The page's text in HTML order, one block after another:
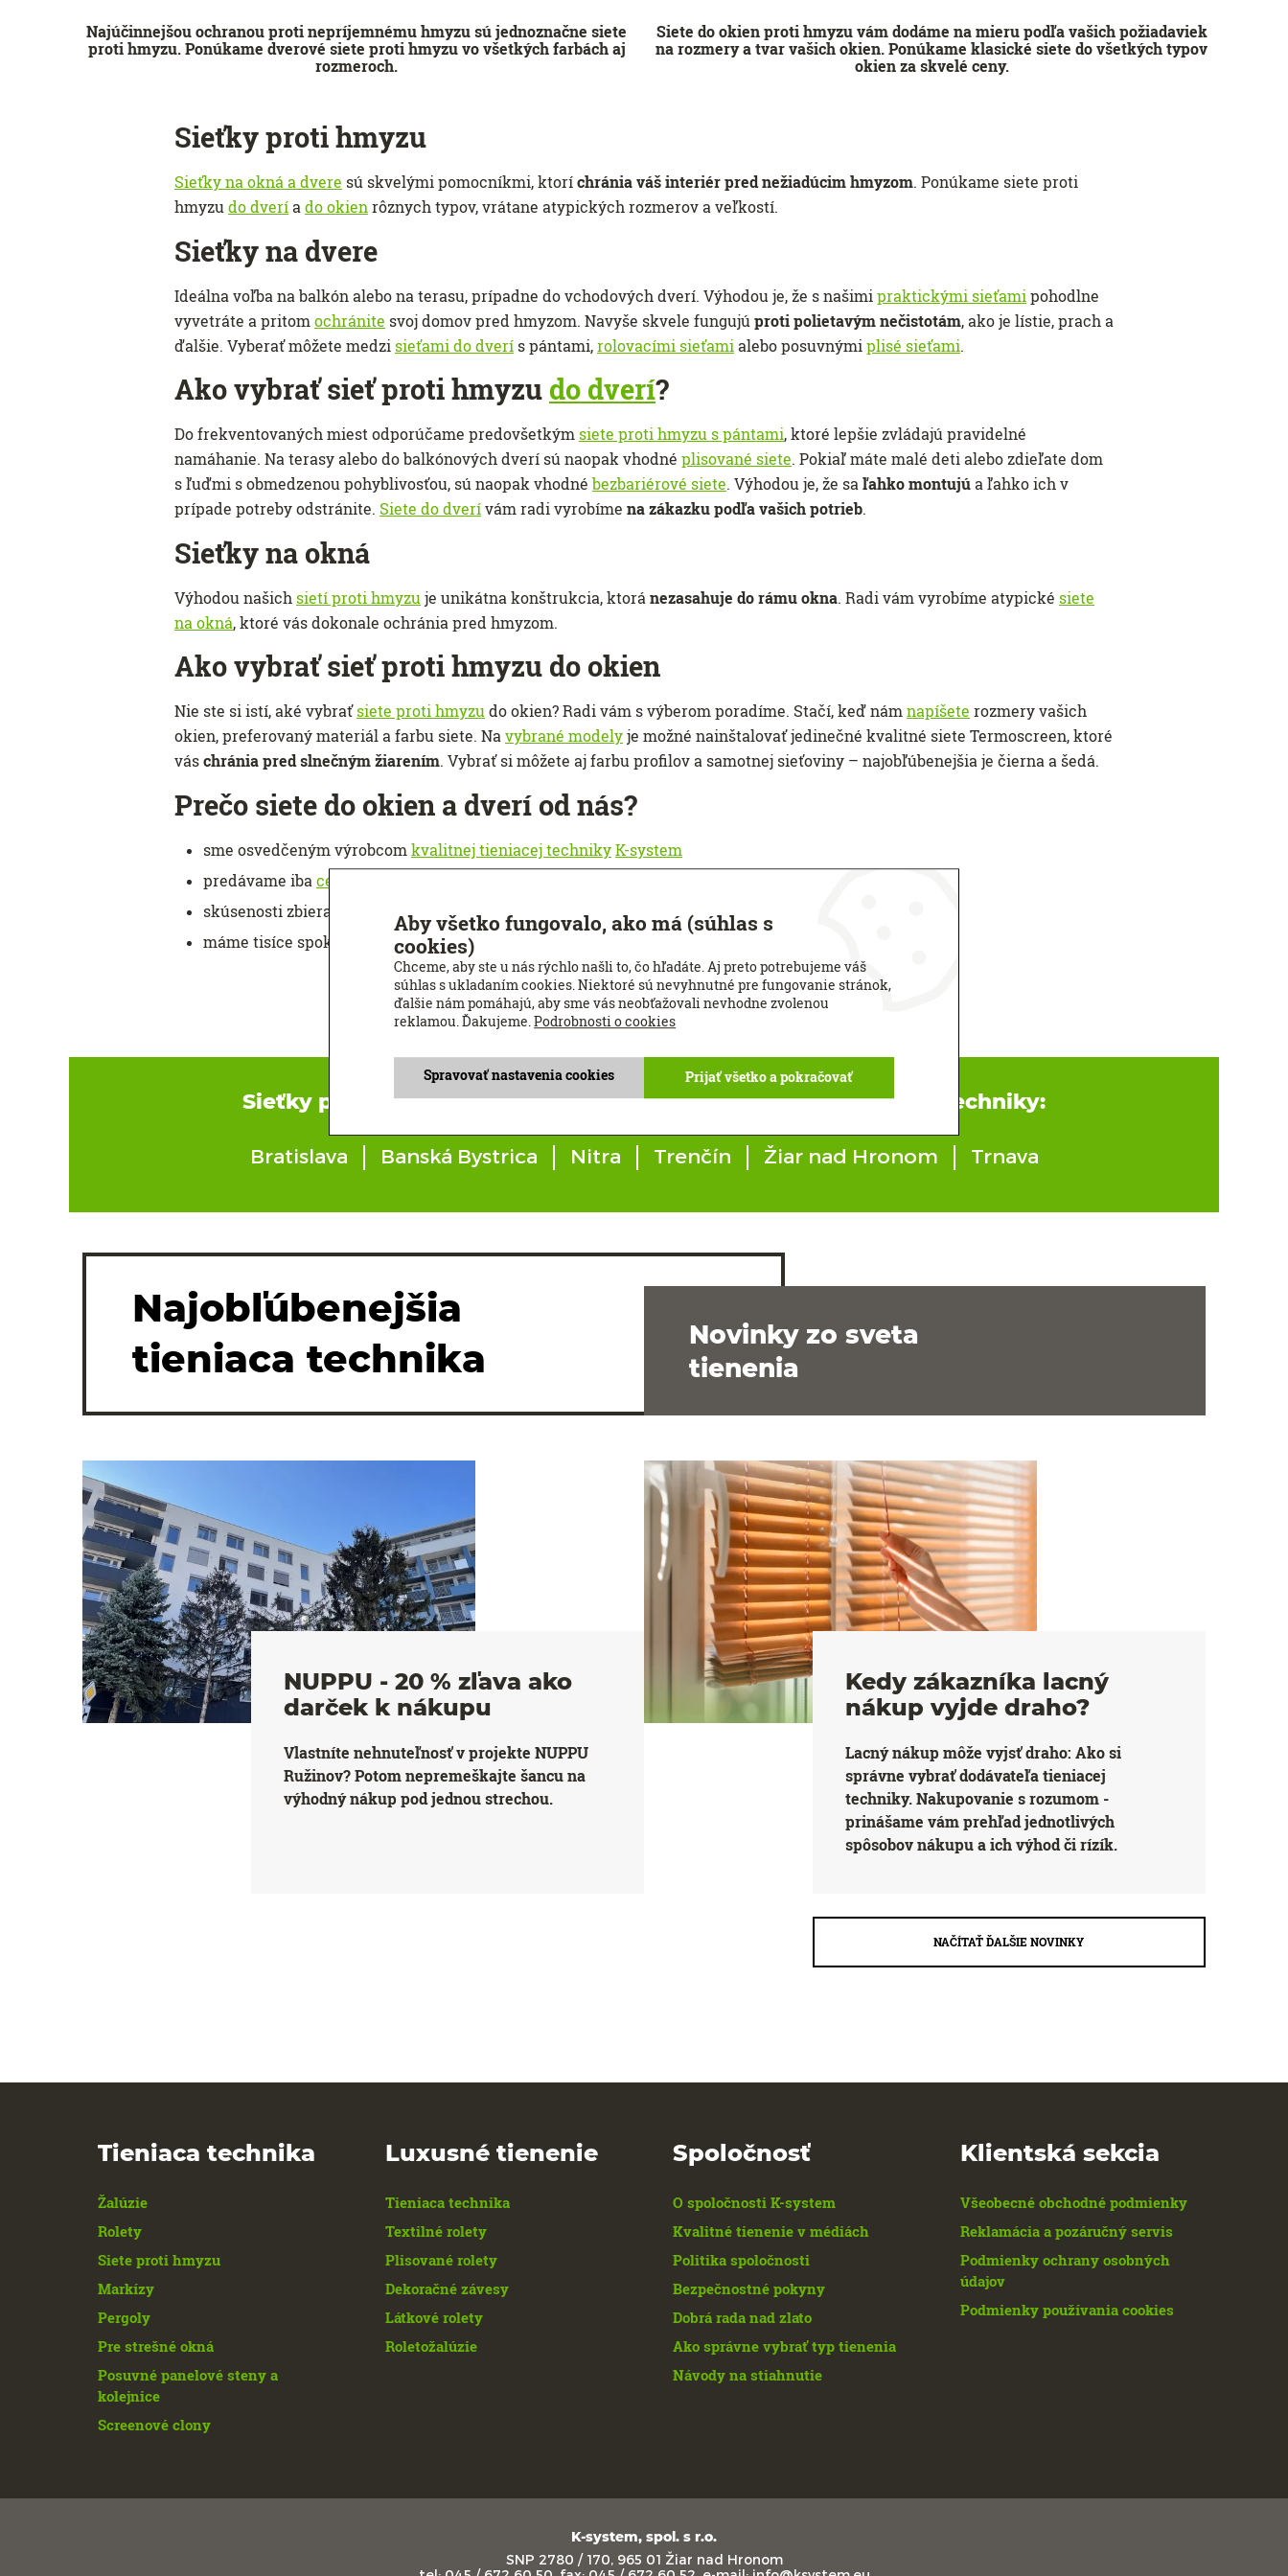
Najúčinnejšou ochranou proti nepríjemnému hmyzu sú jednoznačne siete
proti hmyzu. Ponúkame dverové siete proti hmyzu vo všetkých farbách aj
rozmeroch.
Siete do okien proti hmyzu vám dodáme na mieru podľa vašich požiadaviek
na rozmery a tvar vašich okien. Ponúkame klasické siete do všetkých typov
okien za skvelé ceny.
Sieťky proti hmyzu
Sieťky na okná a dvere sú skvelými pomocníkmi, ktorí chránia váš interiér pred nežiadúcim hmyzom. Ponúkame siete proti
hmyzu do dverí a do okien rôznych typov, vrátane atypických rozmerov a veľkostí.
Sieťky na dvere
Ideálna voľba na balkón alebo na terasu, prípadne do vchodových dverí. Výhodou je, že s našimi praktickými sieťami pohodlne
vyvetráte a pritom ochránite svoj domov pred hmyzom. Navyše skvele fungujú proti polietavým nečistotám, ako je lístie, prach a
ďalšie. Vyberať môžete medzi sieťami do dverí s pántami, rolovacími sieťami alebo posuvnými plisé sieťami.
Ako vybrať sieť proti hmyzu do dverí?
Do frekventovaných miest odporúčame predovšetkým siete proti hmyzu s pántami, ktoré lepšie zvládajú pravidelné
namáhanie. Na terasy alebo do balkónových dverí sú naopak vhodné plisované siete. Pokiaľ máte malé deti alebo zdieľate dom
s ľuďmi s obmedzenou pohyblivosťou, sú naopak vhodné bezbariérové ​​siete. Výhodou je, že sa ľahko montujú a ľahko ich v
prípade potreby odstránite. Siete do dverí vám radi vyrobíme na zákazku podľa vašich potrieb.
Sieťky na okná
Výhodou našich sietí proti hmyzu je unikátna konštrukcia, ktorá nezasahuje do rámu okna. Radi vám vyrobíme atypické siete
na okná, ktoré vás dokonale ochránia pred hmyzom.
Ako vybrať sieť proti hmyzu do okien
Nie ste si istí, aké vybrať siete proti hmyzu do okien? Radi vám s výberom poradíme. Stačí, keď nám napíšete rozmery vašich
okien, preferovaný materiál a farbu siete. Na vybrané modely je možné nainštalovať jedinečné kvalitné siete Termoscreen, ktoré
vás chránia pred slnečným žiarením. Vybrať si môžete aj farbu profilov a samotnej sieťoviny – najobľúbenejšia je čierna a šedá.
Prečo siete do okien a dverí od nás?
sme osvedčeným výrobcom kvalitnej tieniacej techniky K-system
predávame iba certifikované produkty
skúsenosti zbierame už viac ako 32 rokov
máme tisíce spokojných zákazníkov, zatienili sme viac ako 200 000 m² plôch v ČR a SR
Sieťky proti hmyzu si môžete kúpiť v našich štúdiach tienaciej techniky:
Bratislava Banská Bystrica Nitra Trenčín Žiar nad Hronom Trnava
Najobľúbenejšia
tieniaca technika
Novinky zo sveta
tienenia
NUPPU - 20 % zľava ako
darček k nákupu
Vlastníte nehnuteľnosť v projekte NUPPU
Ružinov? Potom nepremeškajte šancu na
výhodný nákup pod jednou strechou.
Kedy zákazníka lacný
nákup vyjde draho?
Lacný nákup môže vyjsť draho: Ako si
správne vybrať dodávateľa tieniacej
techniky. Nakupovanie s rozumom -
prinášame vám prehľad jednotlivých
spôsobov nákupu a ich výhod či rízík.
NAČÍTAŤ ĎALŠIE NOVINKY
Tieniaca technika
Žalúzie
Rolety
Siete proti hmyzu
Markízy
Pergoly
Pre strešné okná
Posuvné panelové steny a
kolejnice
Screenové clony
Luxusné tienenie
Tieniaca technika
Textilné rolety
Plisované rolety
Dekoračné závesy
Látkové rolety
Roletožalúzie
Spoločnosť
O spoločnosti K-system
Kvalitné tienenie v médiách
Politika spoločnosti
Bezpečnostné pokyny
Dobrá rada nad zlato
Ako správne vybrať typ tienenia
Návody na stiahnutie
Klientská sekcia
Všeobecné obchodné podmienky
Reklamácia a pozáručný servis
Podmienky ochrany osobných
údajov
Podmienky používania cookies
K-system, spol. s r.o.
SNP 2780 / 170, 965 01 Žiar nad Hronom
Aby všetko fungovalo, ako má (súhlas s
cookies)
Chceme, aby ste u nás rýchlo našli to, čo hľadáte. Aj preto potrebujeme váš
súhlas s ukladaním cookies. Niektoré sú nevyhnutné pre fungovanie stránok,
ďalšie nám pomáhajú, aby sme vás neobťažovali nevhodne zvolenou
reklamou. Ďakujeme.Podrobnosti o cookies
Spravovať nastavenia cookies Prijať všetko a pokračovať